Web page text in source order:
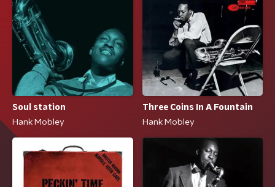
Soul station
Hank Mobley
Three Coins In A Fountain
Hank Mobley